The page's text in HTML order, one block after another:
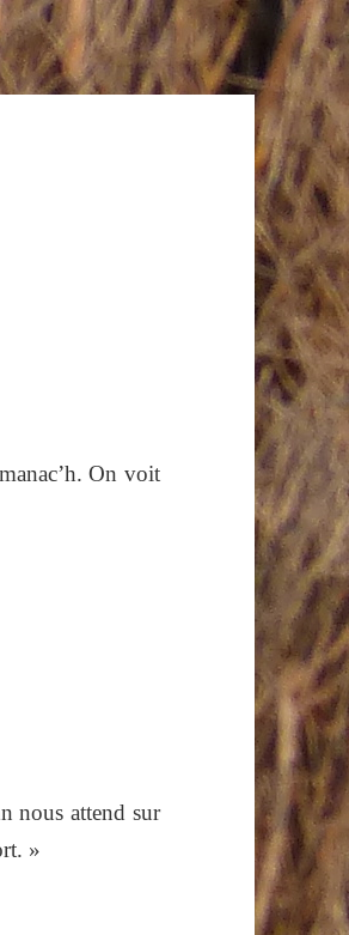
On voit
nous attend sur
»